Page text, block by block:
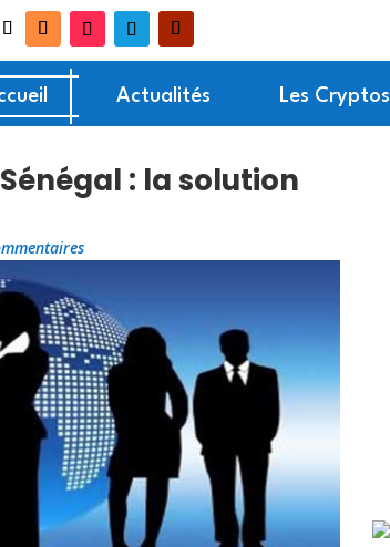
Actualités Les Cryptos
: la solution